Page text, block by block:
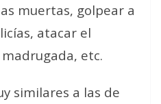
muertas, golpear a
atacar el
etc.
similares a las de